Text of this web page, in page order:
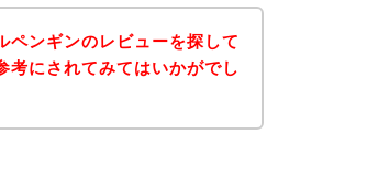
ペンギンのレビューを探して
考にされてみてはいかがでし